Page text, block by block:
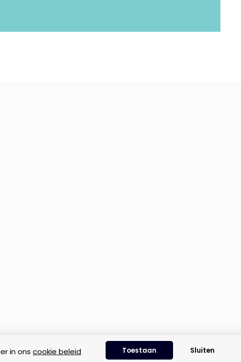
in ons cookie beleid Toestaan Sluiten
Privacyverklaring Cookie beleid